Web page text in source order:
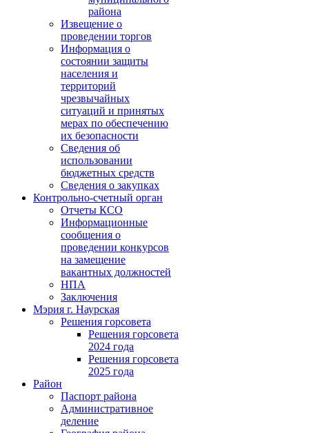
района
Извещение о
проведении торгов
Информация о
состоянии защиты
населения и
территорий
чрезвычайных
ситуаций и принятых
мерах по обеспечению
их безопасности
Сведения об
использовании
бюджетных средств
Сведения о закупках
Контрольно-счетный орган
Отчеты КСО
Информационные
сообщения о
проведении конкурсов
на замещение
вакантных должностей
НПА
Заключения
Мэрия г. Наурская
Решения горсовета
Решения горсовета
2024 года
Решения горсовета
2025 года
Район
Паспорт района
Административное
деление